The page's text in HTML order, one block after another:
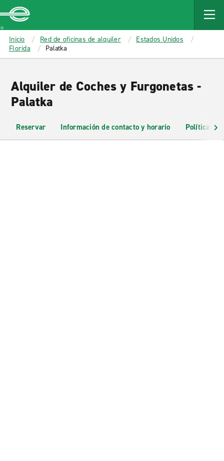
MAIN
CONTENT
Enterprise
Inicio Red de oficinas de alquiler
Estados Unidos
Florida
Palatka
Alquiler de Coches y Furgonetas -
Palatka
Reservar Información de contacto y horario Políticas